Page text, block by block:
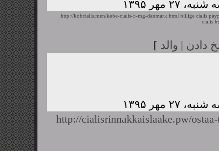
http://kobcialis.men/købe-cialis-5-mg-danmark.html billige cialis
دادن | والد ]
http://cialisrinnakkaislaake.pw/